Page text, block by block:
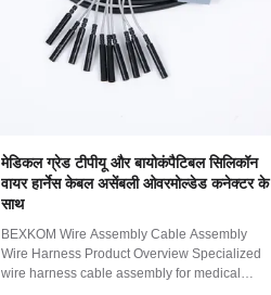
मेडिकल ग्रेड टीपीयू और बायोकंपैटिबल सिलिकॉन
वायर हार्नेस केबल असेंबली ओवरमोल्डेड कनेक्टर के
साथ
BEXKOM Wire Assembly Cable Assembly
Wire Harness Product Overview Specialized
wire harness cable assembly for medical